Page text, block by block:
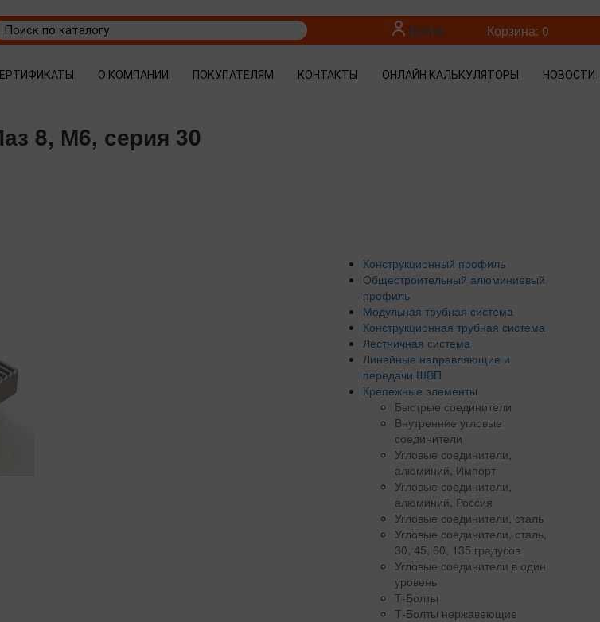
Войти Корзина: 0
О КОМПАНИИ ПОКУПАТЕЛЯМ КОНТАКТЫ ОНЛАЙН КАЛЬКУЛЯТОРЫ НОВОСТИ
8, М6, серия 30
Конструкционный профиль
Общестроительный алюминиевый
профиль
Модульная трубная система
Конструкционная трубная система
Лестничная система
Линейные направляющие и
передачи ШВП
Крепежные элементы
Быстрые соединители
Внутренние угловые
соединители
Угловые соединители,
алюминий, Импорт
Угловые соединители,
алюминий, Россия
Угловые соединители, сталь
Угловые соединители, сталь,
30, 45, 60, 135 градусов
Угловые соединители в один
уровень
Т-Болты
Т-Болты нержавеющие